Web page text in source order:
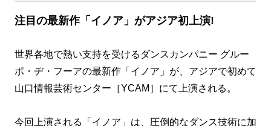
注目の最新作「イノア」がアジア初上演!
世界各地で熱い支持を受けるダンスカンパニー グルー
ポ・ヂ・フーアの最新作「イノア」が、アジアで初めて
山口情報芸術センター［YCAM］にて上演される。
今回上演される「イノア」は、圧倒的なダンス技術に加